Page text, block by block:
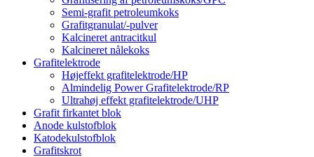
Semi-grafit petroleumkoks
Grafitgranulat/-pulver
Kalcineret antracitkul
Kalcineret nålekoks
Grafitelektrode
Højeffekt grafitelektrode/HP
Almindelig Power Grafitelektrode/RP
Ultrahøj effekt grafitelektrode/UHP
Grafit firkantet blok
Anode kulstofblok
Katodekulstofblok
Grafitskrot